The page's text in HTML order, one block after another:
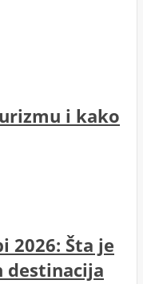
i kako
2026: Šta je
destinacija